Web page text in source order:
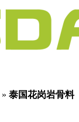
» 泰国花岗岩骨料